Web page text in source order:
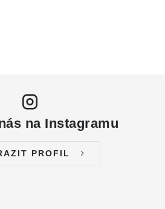
na Instagramu
PROFIL